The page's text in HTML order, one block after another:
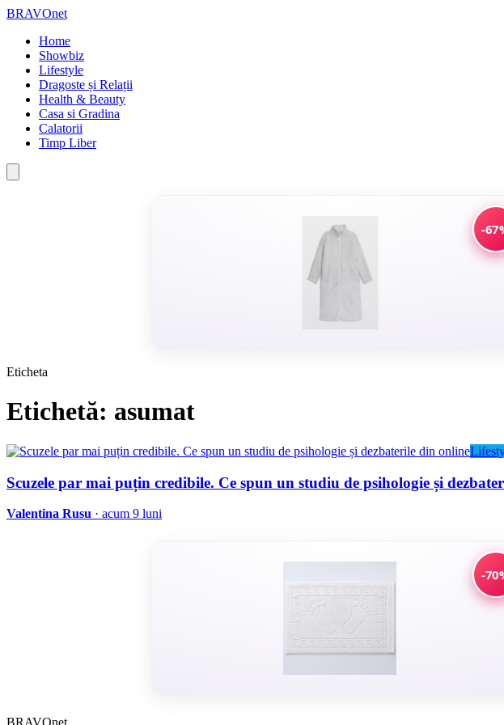
BRAVOnet
Home
Showbiz
Lifestyle
Dragoste și Relații
Health & Beauty
Casa si Gradina
Calatorii
Timp Liber
-
Eticheta
Etichetă: asumat
Scuzele par mai puțin credibile. Ce spun un studiu de psihologie și
Valentina Rusu · acum 9 luni
-